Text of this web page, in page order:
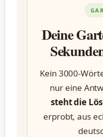
Deine
Kein 3000-
nur eine
steht die
erprobt, aus